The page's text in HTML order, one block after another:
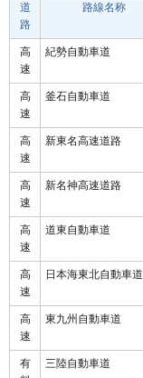
道
路
路線名称
高
速
紀勢自動車道
高
速
釜石自動車道
高
速
新東名高速道路
高
速
新名神高速道路
高
速
道東自動車道
高
速
日本海東北自動車道
高
速
東九州自動車道
有
三陸自動車道